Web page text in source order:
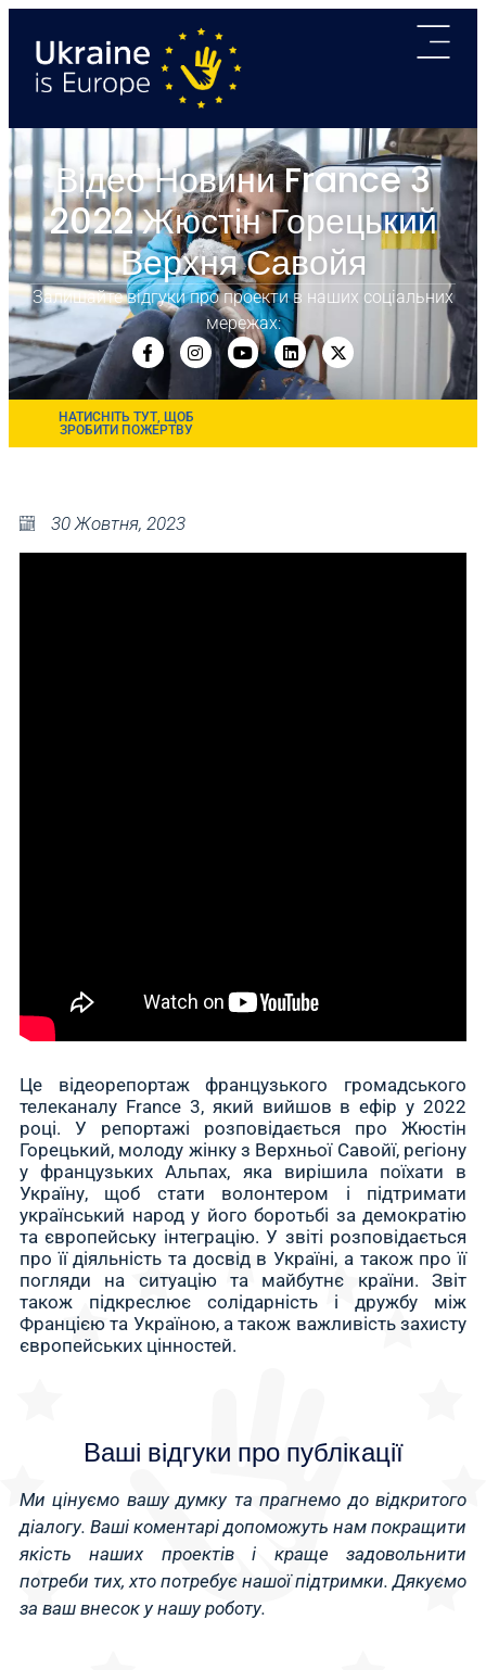
Відео Новини France 3
2022 Жюстін Горецький
Верхня Савойя
Залишайте відгуки про проекти в наших соціальних
мережах:
НАТИСНІТЬ ТУТ, ЩОБ
ЗРОБИТИ ПОЖЕРТВУ
30 Жовтня, 2023
Це відеорепортаж французького громадського
телеканалу France 3, який вийшов в ефір у 2022
році. У репортажі розповідається про Жюстін
Горецький, молоду жінку з Верхньої Савойї, регіону
у французьких Альпах, яка вирішила поїхати в
Україну, щоб стати волонтером і підтримати
український народ у його боротьбі за демократію
та європейську інтеграцію. У звіті розповідається
про її діяльність та досвід в Україні, а також про її
погляди на ситуацію та майбутнє країни. Звіт
також підкреслює солідарність і дружбу між
Францією та Україною, а також важливість захисту
європейських цінностей.
Ваші відгуки про публікації
Ми цінуємо вашу думку та прагнемо до відкритого
діалогу. Ваші коментарі допоможуть нам покращити
якість наших проектів і краще задовольнити
потреби тих, хто потребує нашої підтримки. Дякуємо
за ваш внесок у нашу роботу.